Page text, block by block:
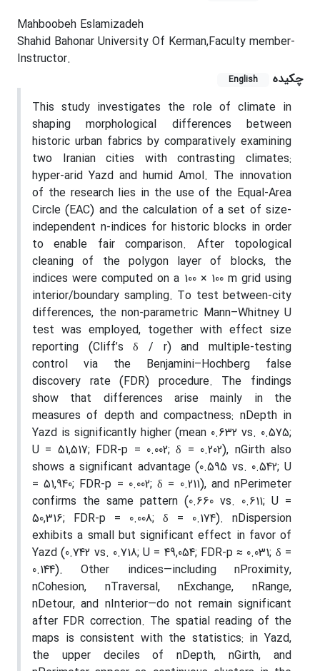
Mahboobeh Eslamizadeh
Shahid Bahonar University Of Kerman,Faculty member-
Instructor.
چکیده
English
This study investigates the role of climate in
shaping morphological differences between
historic urban fabrics by comparatively examining
two Iranian cities with contrasting climates:
hyper-arid Yazd and humid Amol. The innovation
of the research lies in the use of the Equal-Area
Circle (EAC) and the calculation of a set of size-
independent n-indices for historic blocks in order
to enable fair comparison. After topological
cleaning of the polygon layer of blocks, the
indices were computed on a 100 × 100 m grid using
interior/boundary sampling. To test between-city
differences, the non-parametric Mann–Whitney U
test was employed, together with effect size
reporting (Cliff’s δ / r) and multiple-testing
control via the Benjamini–Hochberg false
discovery rate (FDR) procedure. The findings
show that differences arise mainly in the
measures of depth and compactness: nDepth in
Yazd is significantly higher (mean 0.632 vs. 0.575;
U = 51,517; FDR-p = 0.002; δ = 0.202), nGirth also
shows a significant advantage (0.595 vs. 0.542; U
= 51,940; FDR-p = 0.002; δ = 0.211), and nPerimeter
confirms the same pattern (0.660 vs. 0.611; U =
50,316; FDR-p = 0.008; δ = 0.174). nDispersion
exhibits a small but significant effect in favor of
Yazd (0.742 vs. 0.718; U = 49,054; FDR-p ≈ 0.031; δ =
0.144). Other indices—including nProximity,
nCohesion, nTraversal, nExchange, nRange,
nDetour, and nInterior—do not remain significant
after FDR correction. The spatial reading of the
maps is consistent with the statistics: in Yazd,
the upper deciles of nDepth, nGirth, and